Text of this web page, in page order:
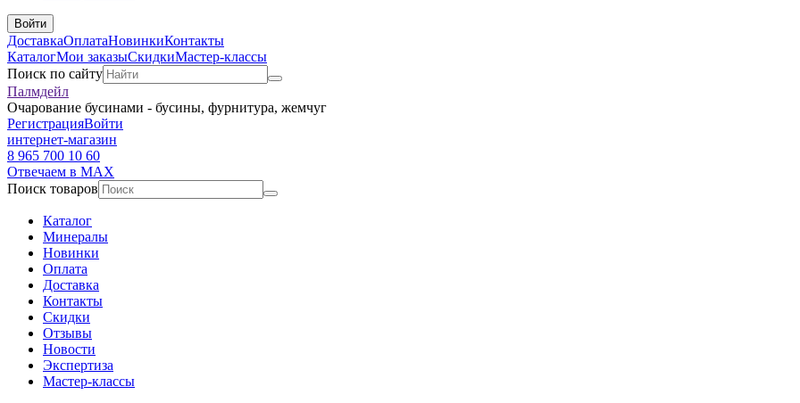
Войти
ДоставкаОплатаНовинкиКонтакты
КаталогМои заказыСкидкиМастер-классы
Поиск по сайту
Палмдейл
Очарование бусинами - бусины, фурнитура, жемчуг
РегистрацияВойти
интернет-магазин
8 965 700 10 60
Отвечаем в MAX
Поиск товаров
Каталог
Минералы
Новинки
Оплата
Доставка
Контакты
Скидки
Отзывы
Новости
Экспертиза
Мастер-классы